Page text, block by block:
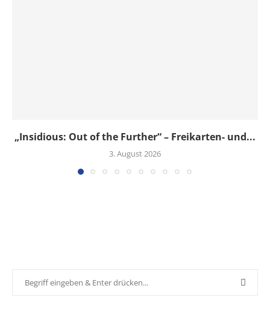
„Insidious: Out of the Further“ – Freikarten- und...
3. August 2026